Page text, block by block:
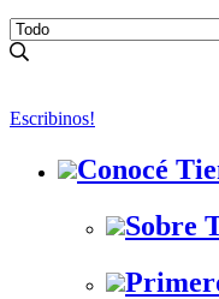
Escribinos!
Conocé
Sobre